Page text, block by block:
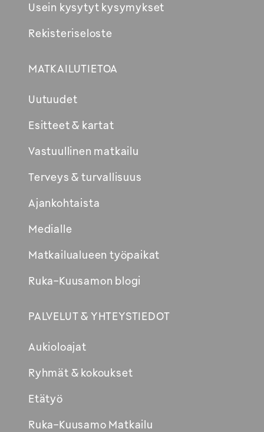
Usein kysytyt kysymykset
Rekisteriseloste
MATKAILUTIETOA
Uutuudet
Esitteet & kartat
Vastuullinen matkailu
Terveys & turvallisuus
Ajankohtaista
Medialle
Matkailualueen työpaikat
Ruka-Kuusamon blogi
PALVELUT & YHTEYSTIEDOT
Aukioloajat
Ryhmät & kokoukset
Etätyö
Ruka-Kuusamo Matkailu